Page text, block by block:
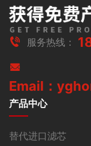
服务热线：
Email：
产品中心
替代进口滤芯